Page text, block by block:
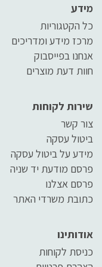
מידע
כל הקטגוריות
מרכז מידע ומדריכים
אנחנו בפייסבוק
חוות דעת מוצרים
שירות לקוחות
צור קשר
ביטול עסקה
מידע על ביטול עסקה
פרסם מודעת יד שניה
פרסם אצלנו
כתובת משרדי האתר
אודותינו
כניסת לקוחות